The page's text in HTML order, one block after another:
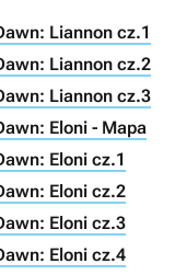
Liannon cz.1
Liannon cz.2
Liannon cz.3
Eloni - Mapa
Eloni cz.1
Eloni cz.2
Eloni cz.3
Eloni cz.4